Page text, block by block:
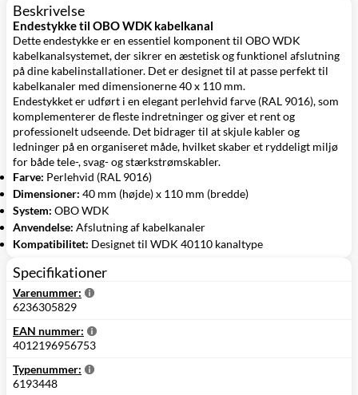
Beskrivelse
Endestykke til OBO WDK kabelkanal
Dette endestykke er en essentiel komponent til OBO WDK
kabelkanalsystemet, der sikrer en æstetisk og funktionel afslutning
på dine kabelinstallationer. Det er designet til at passe perfekt til
kabelkanaler med dimensionerne 40 x 110 mm.
Endestykket er udført i en elegant perlehvid farve (RAL 9016), som
komplementerer de fleste indretninger og giver et rent og
professionelt udseende. Det bidrager til at skjule kabler og
ledninger på en organiseret måde, hvilket skaber et ryddeligt miljø
for både tele-, svag- og stærkstrømskabler.
Farve: Perlehvid (RAL 9016)
Dimensioner: 40 mm (højde) x 110 mm (bredde)
System: OBO WDK
Anvendelse: Afslutning af kabelkanaler
Kompatibilitet: Designet til WDK 40110 kanaltype
Specifikationer
Varenummer:
6236305829
EAN nummer:
4012196956753
Typenummer:
6193448